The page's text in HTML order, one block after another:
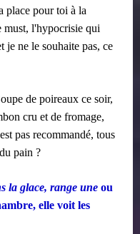
place pour toi à la
must, l'hypocrisie qui
je ne le souhaite pas, ce
de poireaux ce soir,
cru et de fromage,
pas recommandé, tous
pain ?
la glace, range une ou
elle voit les